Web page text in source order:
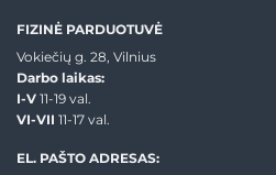
FIZINĖ PARDUOTUVĖ
Vokiečių g. 28, Vilnius
Darbo laikas:
I-V 11-19 val.
VI-VII 11-17 val.
EL. PAŠTO ADRESAS: